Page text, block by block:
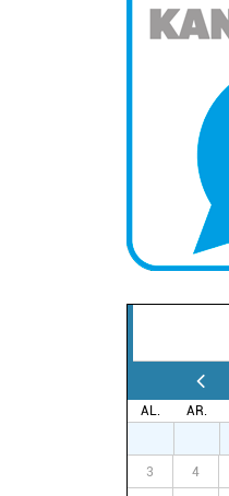
AL. AR.
3 4